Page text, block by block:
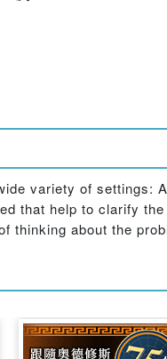
variety of
that help to clarify
thinking about the